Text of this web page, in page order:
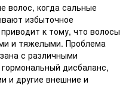
волос, когда сальные
избыточное
к тому, что волосы
и тяжелыми. Проблема
с различными
дисбаланс,
и другие внешние и